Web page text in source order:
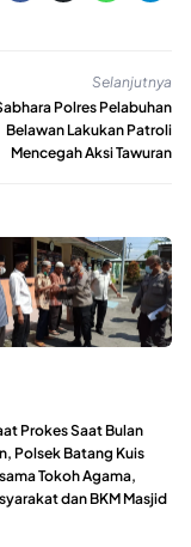
Selanjutnya
Polres Pelabuhan
Belawan Lakukan Patroli
Mencegah Aksi Tawuran
Prokes Saat Bulan
Polsek Batang Kuis
Tokoh Agama,
dan BKM Masjid